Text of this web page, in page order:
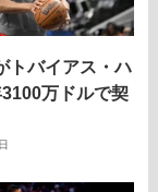
トバイアス・ハ
万ドルで契